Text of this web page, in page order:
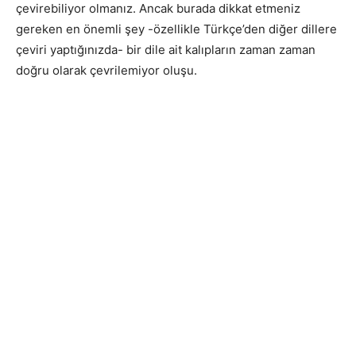
çevirebiliyor olmanız. Ancak burada dikkat etmeniz
gereken en önemli şey -özellikle Türkçe’den diğer dillere
çeviri yaptığınızda- bir dile ait kalıpların zaman zaman
doğru olarak çevrilemiyor oluşu.